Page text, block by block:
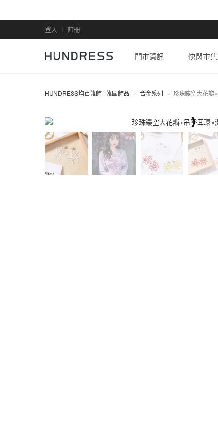
登入 註冊
門市資訊 快閃市集
HUNDRESS均百韓飾 | 韓國飾品 合金系列 珍珠鏤空大花瓣